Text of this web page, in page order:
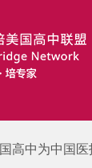
高中为中国医